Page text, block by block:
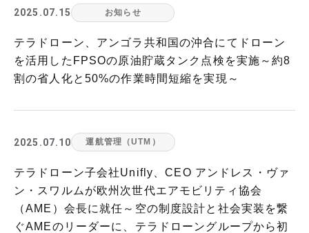
2025.07.15 お知らせ
テラドローン、アンゴラ共和国の沖合にてドローン
を活用したFPSOの原油貯蔵タンク点検を実施～約8
割の省人化と50%の作業時間短縮を実現～
2025.07.10 運航管理（UTM）
テラドローン子会社Unifly、CEO アンドレス・ヴァ
ン・スワルムが欧州次世代エアモビリティ協会
（AME）会長に就任～空の制度設計と社会実装を繋
ぐAMEのリーダーに、テラドローングループから初